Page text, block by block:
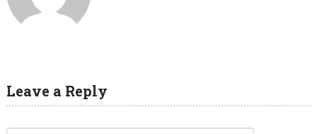
Leave a Reply